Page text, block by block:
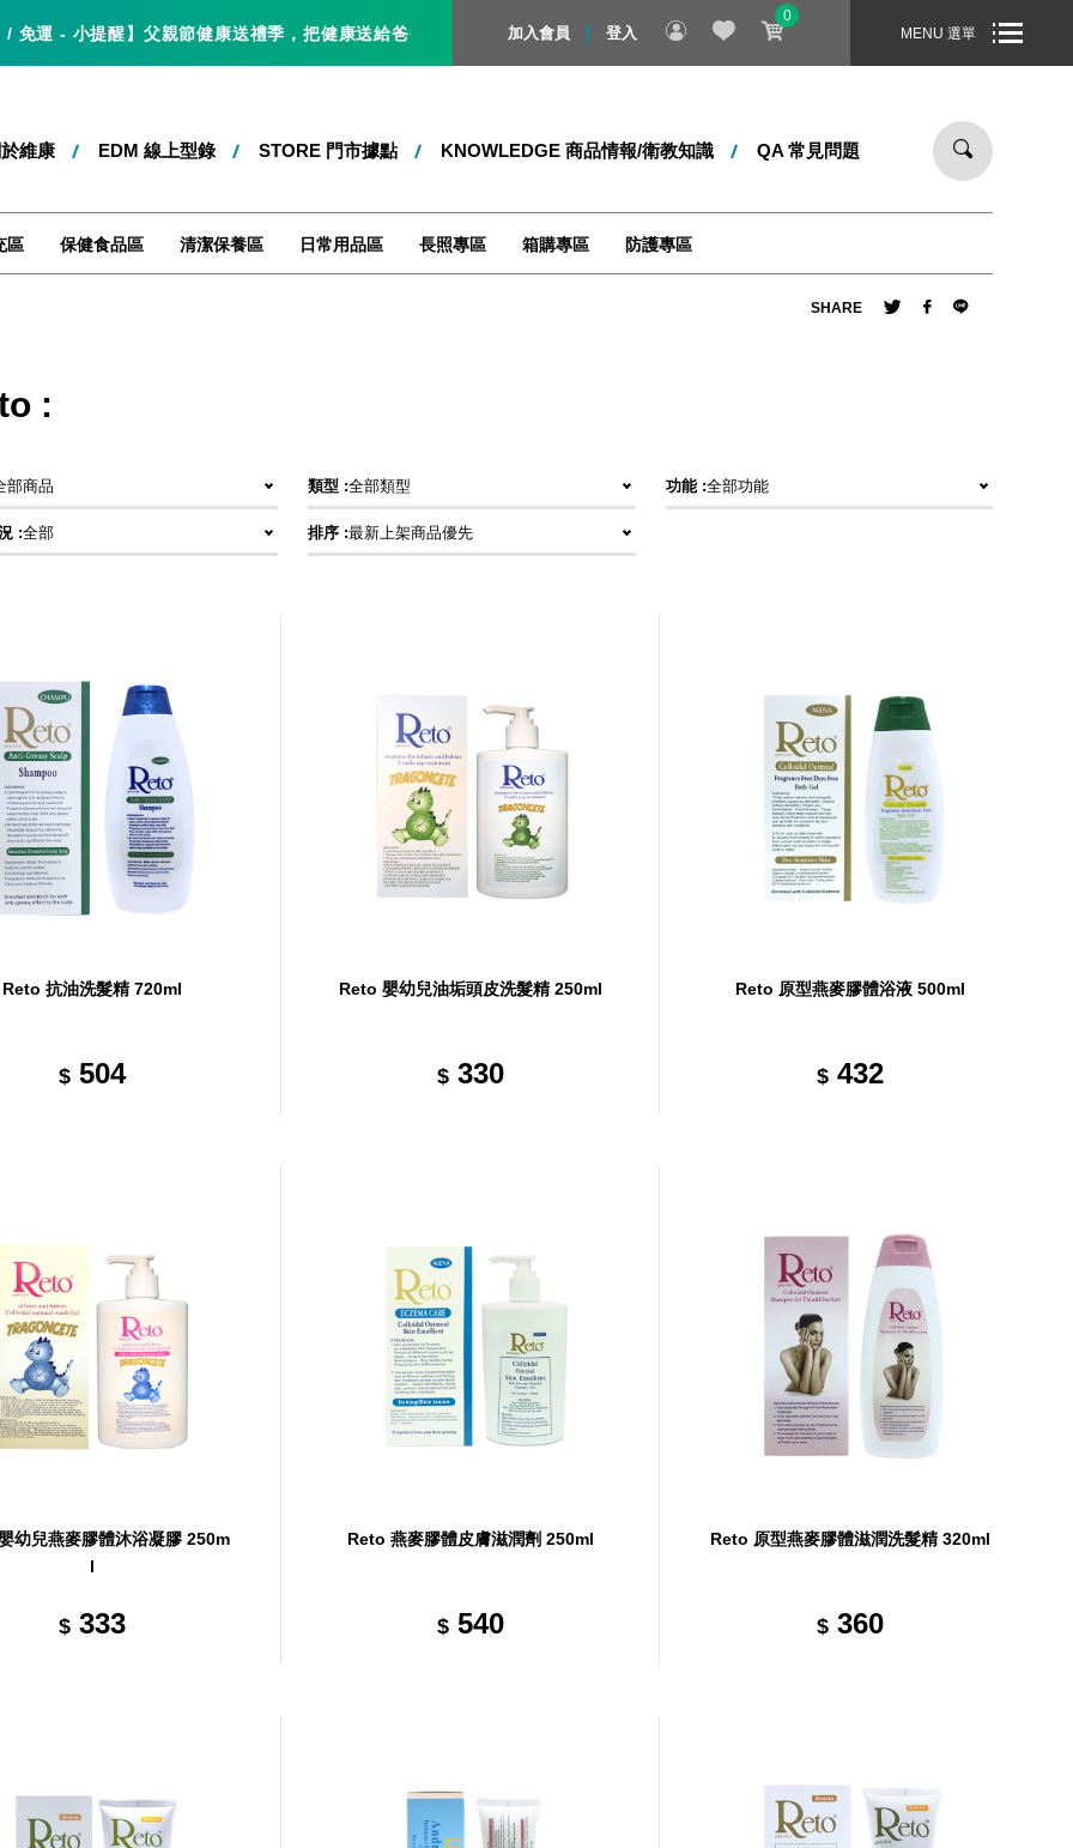
】父親節健康送禮季，把健康送給爸爸，就是最好的父親節禮物！即日起 ～ 8/31 止，全站消費滿 1000 元，即享免運宅配到您家
加入會員 登入
0
MENU 選單
維康 EDM 線上型錄 STORE 門市據點 KNOWLEDGE 商品情報/衛教知識 QA 常見問題
區 保健食品區 清潔保養區 日常用品區 長照專區 箱購專區 防護專區
SHARE
:
部商品 類型 :全部類型 功能 :全部功能
:全部 排序 :最新上架商品優先
Reto 抗油洗髮精 720ml
$504
Reto 嬰幼兒油垢頭皮洗髮精 250ml
$ 330
Reto 原型燕麥膠體浴液 500ml
$ 432
幼兒燕麥膠體沐浴凝膠 250m
l
$333
Reto 燕麥膠體皮膚滋潤劑 250ml
$ 540
Reto 原型燕麥膠體滋潤洗髮精 320ml
$ 360